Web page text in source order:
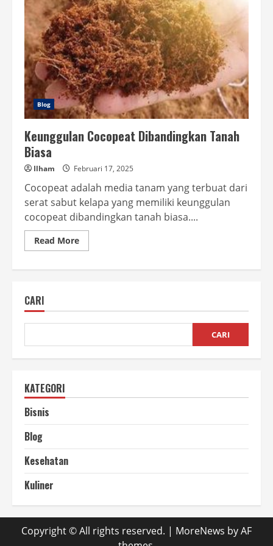
Blog
Keunggulan Cocopeat Dibandingkan Tanah
Biasa
Ilham Februari 17, 2025
Cocopeat adalah media tanam yang terbuat dari
serat sabut kelapa yang memiliki keunggulan
cocopeat dibandingkan tanah biasa....
Read MoreRead
more
CARI
CARI
KATEGORI
Bisnis
Blog
Kesehatan
Kuliner
Copyright © All rights reserved. | MoreNews by AF